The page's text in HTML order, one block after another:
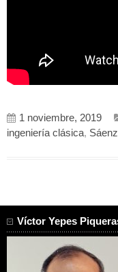
1 noviembre, 2019
ingeniería clásica,
Víctor Yepes